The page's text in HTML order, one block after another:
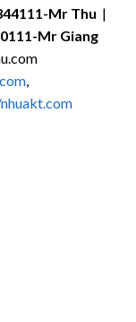
Mr Thu |
Mr Giang
,